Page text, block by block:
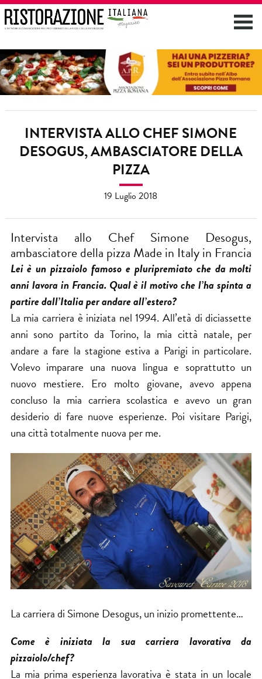
INTERVISTA ALLO CHEF SIMONE
DESOGUS, AMBASCIATORE DELLA
PIZZA
19 Luglio 2018
Intervista allo Chef Simone Desogus,
ambasciatore della pizza Made in Italy in Francia
Lei è un pizzaiolo famoso e pluripremiato che da molti
anni lavora in Francia. Qual è il motivo che l’ha spinta a
partire dall’Italia per andare all’estero?
La mia carriera è iniziata nel 1994. All’età di diciassette
anni sono partito da Torino, la mia città natale, per
andare a fare la stagione estiva a Parigi in particolare.
Volevo imparare una nuova lingua e soprattutto un
nuovo mestiere. Ero molto giovane, avevo appena
concluso la mia carriera scolastica e avevo un gran
desiderio di fare nuove esperienze. Poi visitare Parigi,
una città totalmente nuova per me.
La carriera di Simone Desogus, un inizio promettente…
Come è iniziata la sua carriera lavorativa da
pizzaiolo/chef?
La mia prima esperienza lavorativa è stata in un locale